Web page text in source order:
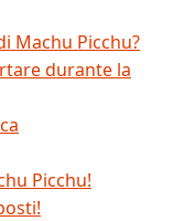
Machu Picchu?
durante la
Picchu!